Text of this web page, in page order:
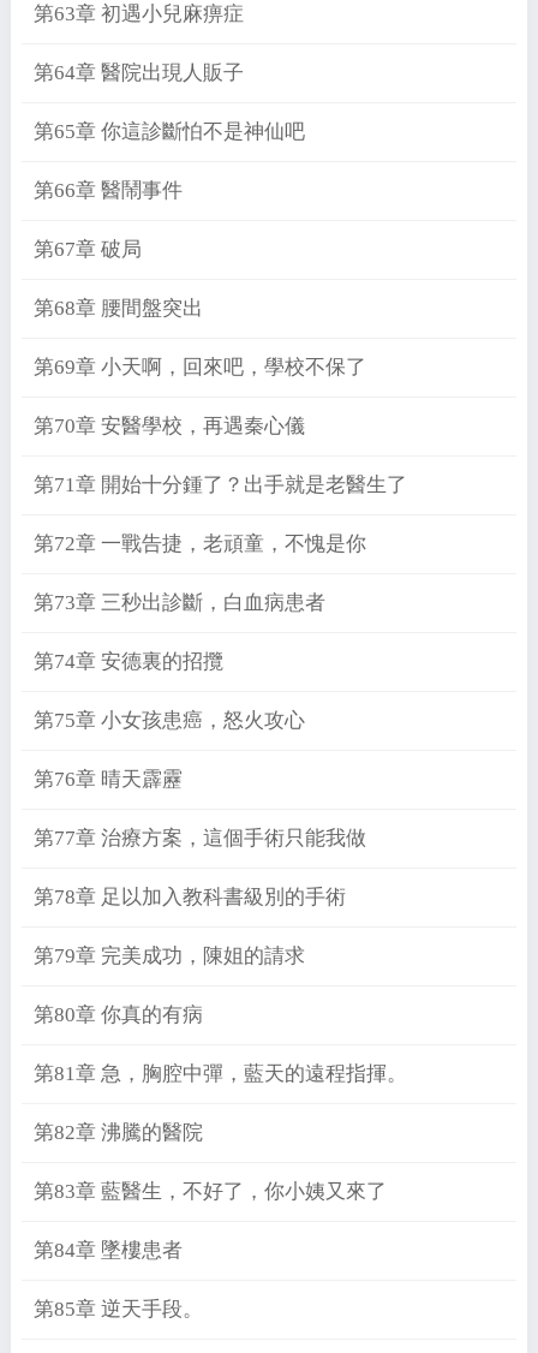
第63章 初遇小兒麻痹症
第64章 醫院出現人販子
第65章 你這診斷怕不是神仙吧
第66章 醫鬧事件
第67章 破局
第68章 腰間盤突出
第69章 小天啊，回來吧，學校不保了
第70章 安醫學校，再遇秦心儀
第71章 開始十分鍾了？出手就是老醫生了
第72章 一戰告捷，老頑童，不愧是你
第73章 三秒出診斷，白血病患者
第74章 安德裏的招攬
第75章 小女孩患癌，怒火攻心
第76章 晴天霹靂
第77章 治療方案，這個手術只能我做
第78章 足以加入教科書級別的手術
第79章 完美成功，陳姐的請求
第80章 你真的有病
第81章 急，胸腔中彈，藍天的遠程指揮。
第82章 沸騰的醫院
第83章 藍醫生，不好了，你小姨又來了
第84章 墜樓患者
第85章 逆天手段。